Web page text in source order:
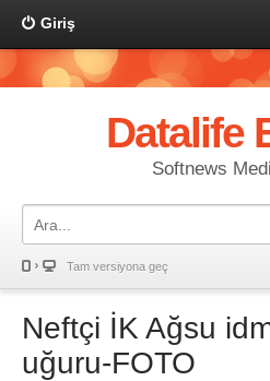
Giriş
Datalife
Softnews
Tam versiyona geç
Neftçi İK Ağsu
uğuru-FOTO